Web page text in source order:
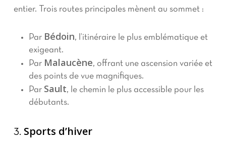
entier. Trois routes principales mènent au sommet :
Par Bédoin, l’itinéraire le plus emblématique et
exigeant.
Par Malaucène, offrant une ascension variée et
des points de vue magnifiques.
Par Sault, le chemin le plus accessible pour les
débutants.
3. Sports d’hiver